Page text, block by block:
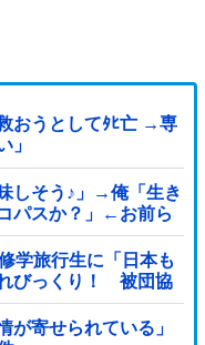
おうとしてﾀﾋ亡 →専
」
しそう♪」→俺「生き
パスか？」←お前ら
学旅行生に「日本も
びっくり！ 被団協
いで日本...
が寄せられている」